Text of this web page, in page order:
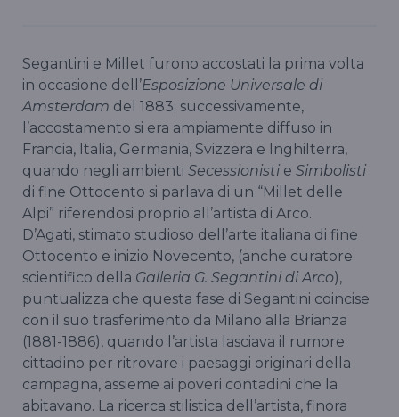
Segantini e Millet furono accostati la prima volta
in occasione dell’Esposizione Universale di
Amsterdam del 1883; successivamente,
l’accostamento si era ampiamente diffuso in
Francia, Italia, Germania, Svizzera e Inghilterra,
quando negli ambienti Secessionisti e Simbolisti
di fine Ottocento si parlava di un “Millet delle
Alpi” riferendosi proprio all’artista di Arco.
D’Agati, stimato studioso dell’arte italiana di fine
Ottocento e inizio Novecento, (anche curatore
scientifico della Galleria G. Segantini di Arco),
puntualizza che questa fase di Segantini coincise
con il suo trasferimento da Milano alla Brianza
(1881-1886), quando l’artista lasciava il rumore
cittadino per ritrovare i paesaggi originari della
campagna, assieme ai poveri contadini che la
abitavano. La ricerca stilistica dell’artista, finora